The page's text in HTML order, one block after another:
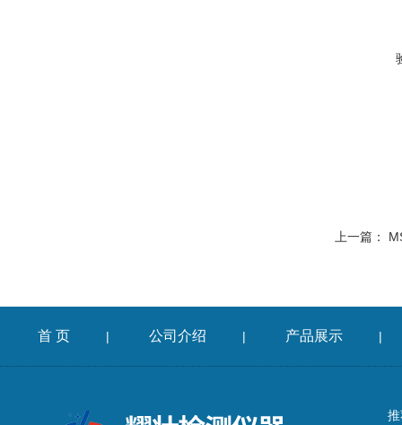
上一篇：
首 页 | 公司介绍 | 产品展示 |